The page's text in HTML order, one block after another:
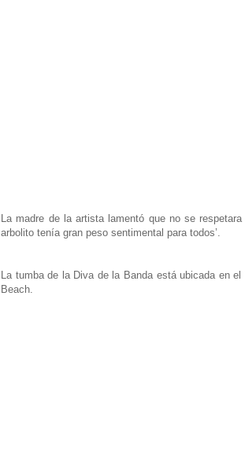
La madre de la artista lamentó que no se
arbolito tenía gran peso sentimental para todos’.
La tumba de la Diva de la Banda está ubicada en el
Beach.